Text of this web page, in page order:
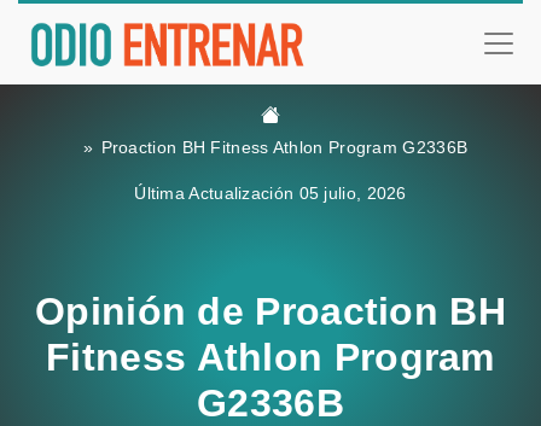
Proaction BH Fitness Athlon Program G2336B
Última Actualización 05 julio, 2026
Opinión de Proaction BH
Fitness Athlon Program
G2336B